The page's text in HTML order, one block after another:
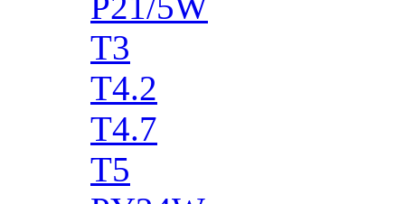
T3
T4.2
T4.7
T5